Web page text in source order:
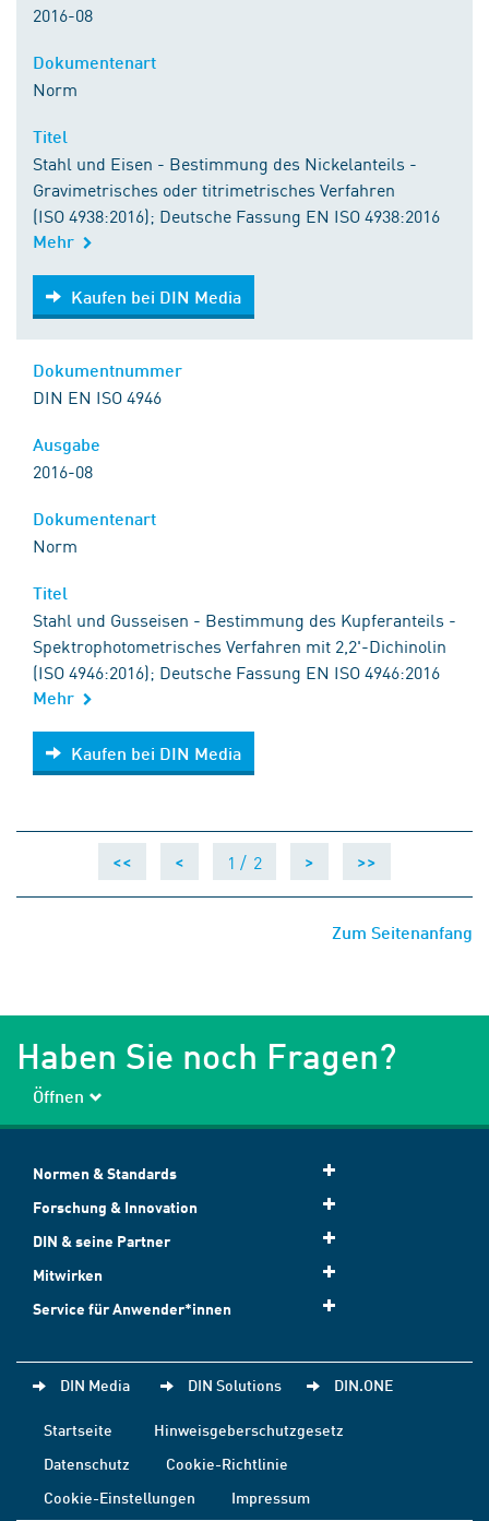
2016-08
Norm
Stahl und Eisen - Bestimmung des Nickelanteils -
Gravimetrisches oder titrimetrisches Verfahren
(ISO 4938:2016); Deutsche Fassung EN ISO 4938:2016
Mehr
Kaufen bei DIN Media
Kaufen bei DIN Media
DIN EN ISO 4946
2016-08
Norm
Stahl und Gusseisen - Bestimmung des Kupferanteils -
Spektrophotometrisches Verfahren mit 2,2'-Dichinolin
(ISO 4946:2016); Deutsche Fassung EN ISO 4946:2016
Mehr
Kaufen bei DIN Media
Kaufen bei DIN Media
<< < 1 / 2 > >>
Zum Seitenanfang
Haben Sie noch Fragen?
Öffnen
Normen & Standards
Forschung & Innovation
DIN & seine Partner
Mitwirken
Service für Anwender*innen
DIN Media DIN Solutions DIN.ONE
Startseite
Hinweisgeberschutzgesetz
Datenschutz
Cookie-Richtlinie
Cookie-Einstellungen
Impressum